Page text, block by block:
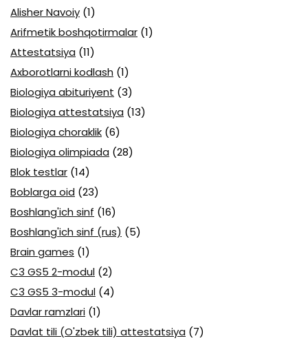
Alisher Navoiy (1)
Arifmetik boshqotirmalar (1)
Attestatsiya (11)
Axborotlarni kodlash (1)
Biologiya abituriyent (3)
Biologiya attestatsiya (13)
Biologiya choraklik (6)
Biologiya olimpiada (28)
Blok testlar (14)
Boblarga oid (23)
Boshlang'ich sinf (16)
Boshlang'ich sinf (rus) (5)
Brain games (1)
C3 GS5 2-modul (2)
C3 GS5 3-modul (4)
Davlar ramzlari (1)
Davlat tili (O'zbek tili) attestatsiya (7)